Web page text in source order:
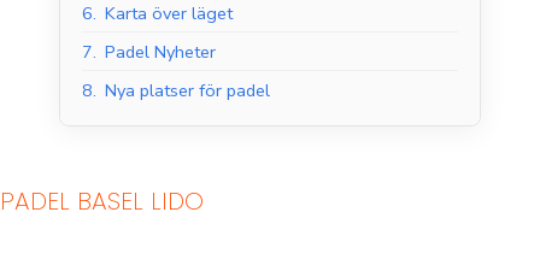
6. Karta över läget
7. Padel Nyheter
8. Nya platser för padel
PADEL BASEL LIDO